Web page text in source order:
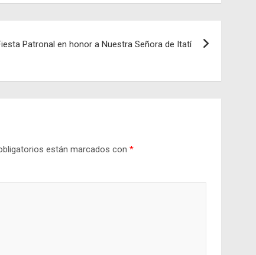
Patronal en honor a Nuestra Señora de Itatí
están marcados con *